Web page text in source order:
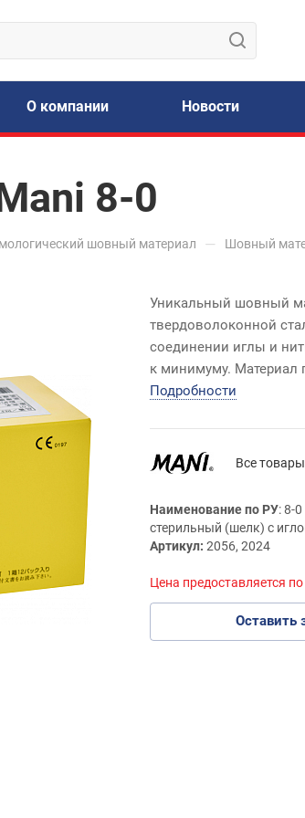
О компании Новости
8-0
шовный материал — Шовный
Уникальный шовный
твердоволоконной
соединении иглы и
к минимуму. Материал
*12 штук в упаковке
Подробности
Все
Наименование по РУ: 8-
стерильный (шелк) с
Артикул: 2056, 2024
Цена предоставляется
Оставить